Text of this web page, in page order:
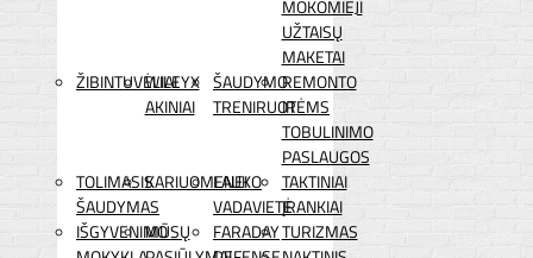
MOKOMIEJI
UŽTAISŲ
MAKETAI
ŽIBINTUVĖLIAI
WILEYX
AKINIAI
ŠAUDYMO
TRENIRUOTĖMS
REMONTO
IR
TOBULINIMO
PASLAUGOS
TOLIMASIS
ŠAUDYMAS
KARIUOMENEI
LAUKO
VADAVIETĖ
TAKTINIAI
ĮRANKIAI
IŠGYVENIMOMŪSŲ
FARADAYTURIZMAS